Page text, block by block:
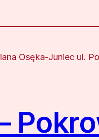
Osęka-Juniec ul.